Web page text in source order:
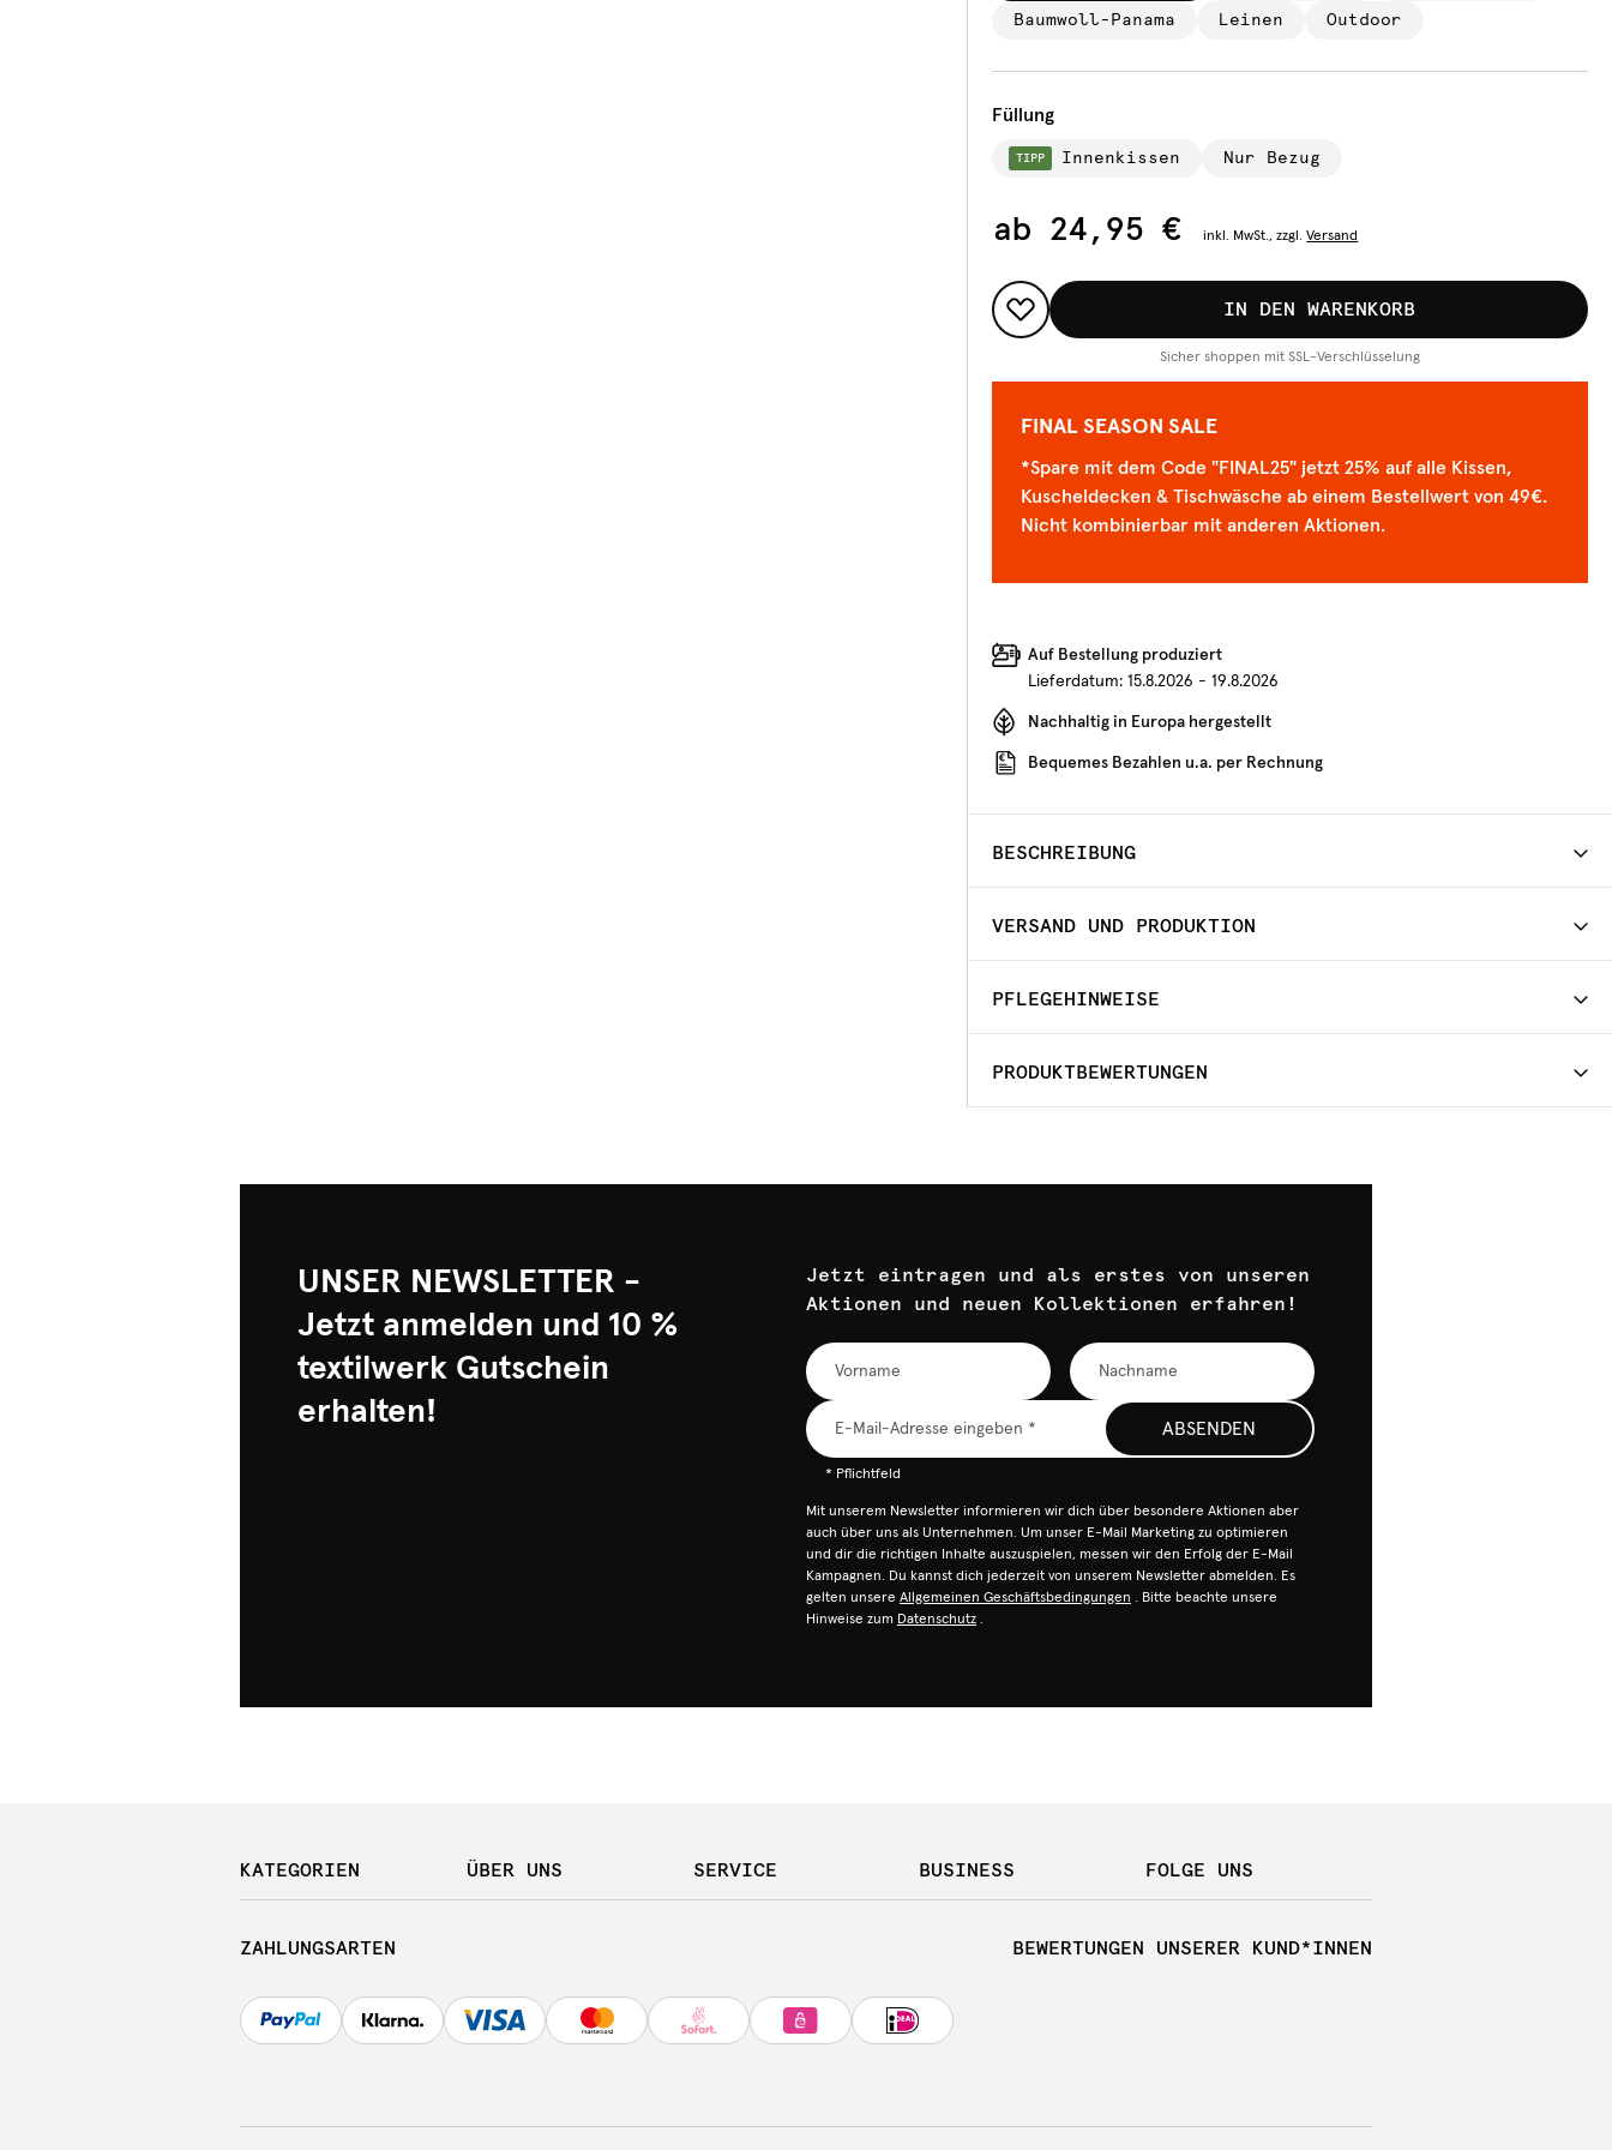
Baumwoll-Panama Leinen Outdoor
Füllung
TIPP Innenkissen Nur Bezug
ab 24,95 € inkl. MwSt., zzgl. Versand
IN DEN WARENKORB
Sicher shoppen mit SSL-Verschlüsselung
FINAL SEASON SALE
*Spare mit dem Code "FINAL25" jetzt 25% auf alle Kissen,
Kuscheldecken & Tischwäsche ab einem Bestellwert von 49€.
Nicht kombinierbar mit anderen Aktionen.
Auf Bestellung produziert
Lieferdatum: 15.8.2026 - 19.8.2026
Nachhaltig in Europa hergestellt
Bequemes Bezahlen u.a. per Rechnung
BESCHREIBUNG
VERSAND UND PRODUKTION
PFLEGEHINWEISE
PRODUKTBEWERTUNGEN
UNSER NEWSLETTER -
Jetzt anmelden und 10 %
textilwerk Gutschein
erhalten!
Jetzt eintragen und als erstes von unseren
Aktionen und neuen Kollektionen erfahren!
ABSENDEN
* Pflichtfeld
Mit unserem Newsletter informieren wir dich über besondere Aktionen aber
auch über uns als Unternehmen. Um unser E-Mail Marketing zu optimieren
und dir die richtigen Inhalte auszuspielen, messen wir den Erfolg der E-Mail
Kampagnen. Du kannst dich jederzeit von unserem Newsletter abmelden. Es
gelten unsere Allgemeinen Geschäftsbedingungen . Bitte beachte unsere
Hinweise zum Datenschutz .
KATEGORIEN ÜBER UNS SERVICE BUSINESS FOLGE UNS
ZAHLUNGSARTEN BEWERTUNGEN UNSERER KUND*INNEN